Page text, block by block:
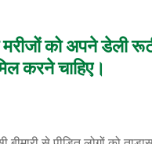
मरीजों को अपने डेली
करने चाहिए।